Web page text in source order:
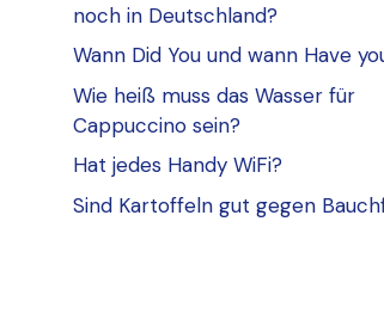
noch in Deutschland?
Wann Did You und wann Have
Wie heiß muss das Wasser für
Cappuccino sein?
Hat jedes Handy WiFi?
Sind Kartoffeln gut gegen